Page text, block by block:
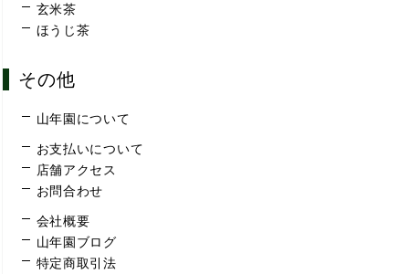
玄米茶
ほうじ茶
その他
山年園について
お支払いについて
店舗アクセス
お問合わせ
会社概要
山年園ブログ
特定商取引法